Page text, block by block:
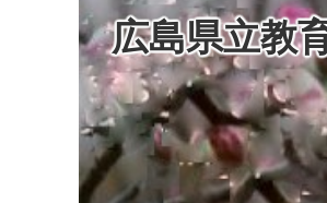
広島県立教